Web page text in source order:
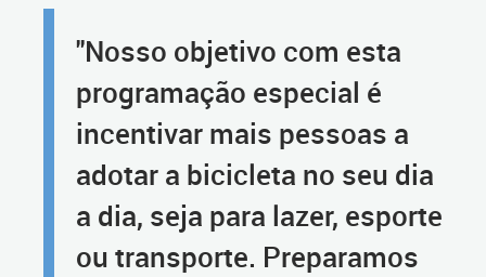
"Nosso objetivo com esta
programação especial é
incentivar mais pessoas a
adotar a bicicleta no seu dia
a dia, seja para lazer, esporte
ou transporte. Preparamos